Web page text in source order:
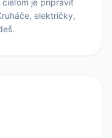
cieľom je pripraviť
električky,